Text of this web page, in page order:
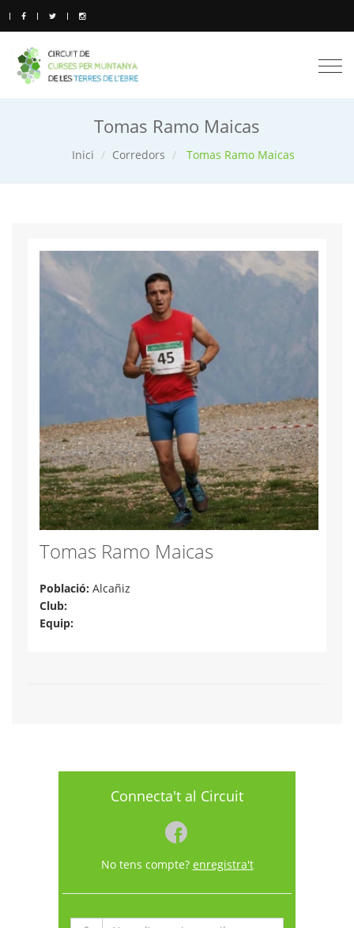
Tomas Ramo Maicas
Inici Corredors Tomas Ramo Maicas
Tomas Ramo Maicas
Població: Alcañiz
Club:
Equip:
Connecta't al Circuit
No tens compte? enregistra't